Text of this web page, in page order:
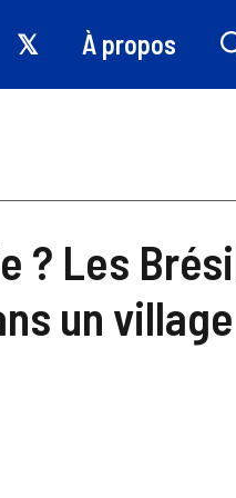
𝕏 À propos
? Les
un village